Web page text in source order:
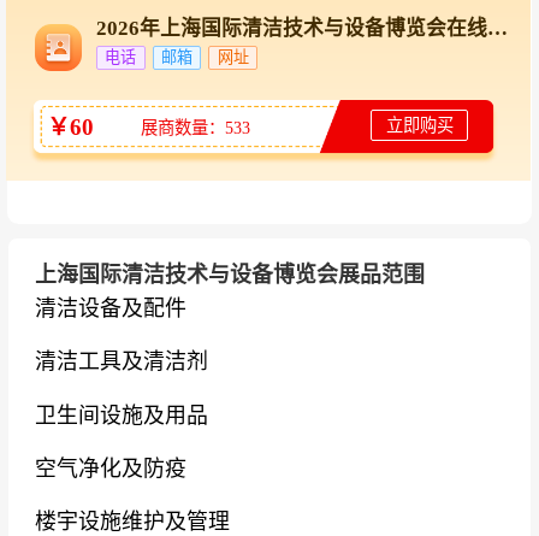
设施展区，围绕设计理念现代化、管理服务人性
化、技术水平智能化主题，通过展会与高端论坛
深度融合，为行业搭建集前沿技术发布、实践案
例分享、商业合作洽谈于一体的国际专业平台。
国际化出海加速器：通过数据库直邮、社媒传
合作网络的全矩阵协同作战，CCE不仅是展示平
台，更是企业开拓国际市场的战略跳板与品牌出
中国清洁企业高效链接全球核心买家群体。
知名展商
清洁设备： 坦能、哈高、力奇、COMET柯盟、寺
本、Interpump、斯蒂尔、凯驰、高仙、橙犀、国
2026年上海国际清洁技术与设备博览会在线展商名录
电话 邮箱 网址
￥60 展商数量：533 立即购买
上海国际清洁技术与设备博览会展品范围
清洁设备及配件
清洁工具及清洁剂
卫生间设施及用品
空气净化及防疫
楼宇设施维护及管理